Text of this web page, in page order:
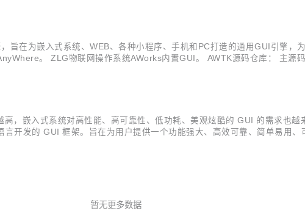
在为嵌入式系统、WEB、各种小程序、手机和PC打造的通用GUI引擎，
。 ZLG物联网操作系统AWorks内置GUI。 AWTK源码仓库： 主
，嵌入式系统对高性能、高可靠性、低功耗、美观炫酷的 GUI 的需求也越
开发的 GUI 框架。旨在为用户提供一个功能强大、高效可靠、简单易用、
暂无更多数据